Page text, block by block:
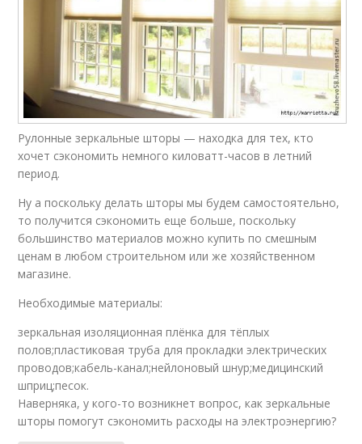
Рулонные зеркальные шторы — находка для тех, кто
хочет сэкономить немного киловатт-часов в летний
период.
Ну а поскольку делать шторы мы будем самостоятельно,
то получится сэкономить еще больше, поскольку
большинство материалов можно купить по смешным
ценам в любом строительном или же хозяйственном
магазине.
Необходимые материалы:
зеркальная изоляционная плёнка для тёплых
полов;пластиковая труба для прокладки электрических
проводов;кабель-канал;нейлоновый шнур;медицинский
шприц;песок.
Наверняка, у кого-то возникнет вопрос, как зеркальные
шторы помогут сэкономить расходы на электроэнергию?